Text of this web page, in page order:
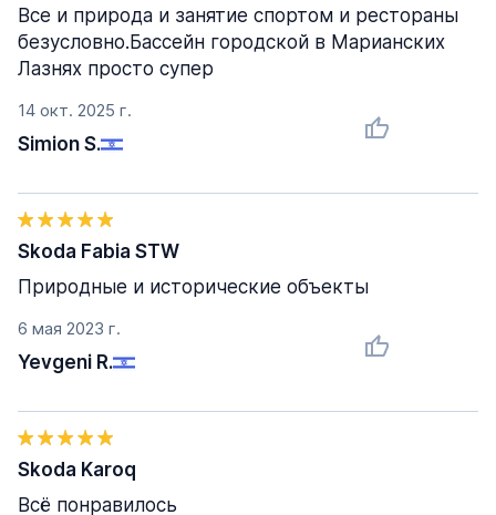
14 окт. 2025 г.
Simion S.
Все и природа и занятие спортом и рестораны
безусловно.Бассейн городской в Марианских
Лазнях просто супер
6 мая 2023 г.
Yevgeni R.
Skoda Fabia STW
Природные и исторические объекты
Skoda Karoq
Всё понравилось